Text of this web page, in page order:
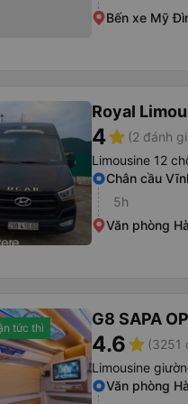
Bến xe Mỹ
Royal
4star (2 đánh
Limousine 12
Chân cầu
5h
Văn phòng
tức thì G8 SAPA
4.6star (3251
Limousine
Văn phòng